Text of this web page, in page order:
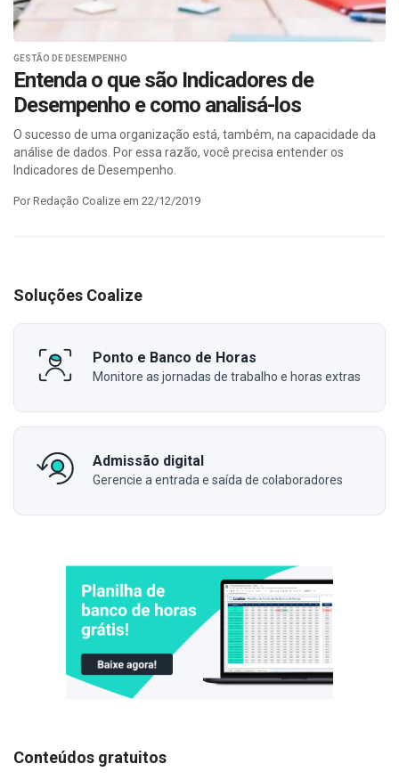
GESTÃO DE DESEMPENHO
Entenda o que são Indicadores de
Desempenho e como analisá-los
O sucesso de uma organização está, também, na capacidade da
análise de dados. Por essa razão, você precisa entender os
Indicadores de Desempenho.
Por Redação Coalize em 22/12/2019
Soluções Coalize
Ponto e Banco de Horas
Monitore as jornadas de trabalho e horas extras
Admissão digital
Gerencie a entrada e saída de colaboradores
Conteúdos gratuitos